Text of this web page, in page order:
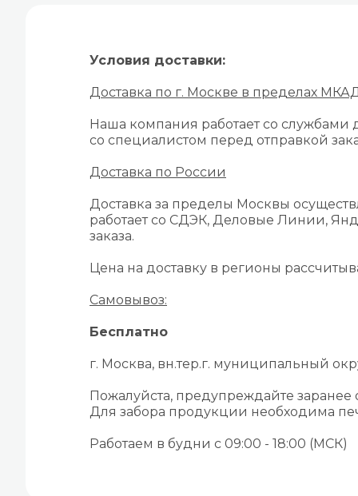
Условия доставки:
Доставка по г. Москве в пределах
Наша компания работает со службами
со специалистом перед отправкой
Доставка по России
Доставка за пределы Москвы
работает со СДЭК, Деловые Линии,
заказа.
Цена на доставку в регионы
Самовывоз:
Бесплатно
г. Москва, вн.тер.г. муниципальный
Пожалуйста, предупреждайте
Для забора продукции необходима
Работаем в будни с 09:00 - 18:00 (МСК)